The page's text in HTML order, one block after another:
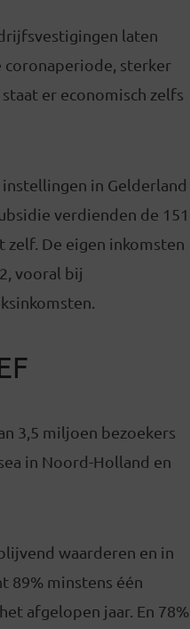
laten
coronaperiode, sterker
er economisch zelfs
in Gelderland
verdienden de 151
zelf. De eigen inkomsten
vooral bij
3,5 miljoen bezoekers
in Noord-Holland en
waarderen en in
89% minstens één
afgelopen jaar. En 78%